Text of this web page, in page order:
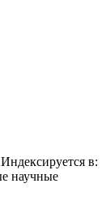
в:
научные